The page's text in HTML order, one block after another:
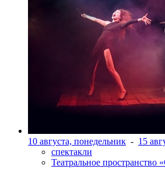
10 августа, понедельник - 15
спектакли
Театральное пространство